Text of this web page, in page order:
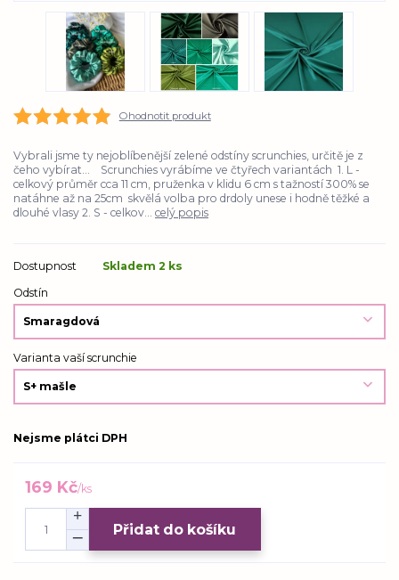
Ohodnotit produkt
Vybrali jsme ty nejoblíbenější zelené odstíny scrunchies, určitě je z
čeho vybírat... Scrunchies vyrábíme ve čtyřech variantách 1. L -
celkový průměr cca 11 cm, pruženka v klidu 6 cm s tažností 300% se
natáhne až na 25cm skvělá volba pro drdoly unese i hodně těžké a
dlouhé vlasy 2. S - celkov... celý popis
Dostupnost
Skladem 2 ks
Odstín
Varianta vaší scrunchie
Nejsme plátci DPH
169 Kč/ks
Přidat do košíku